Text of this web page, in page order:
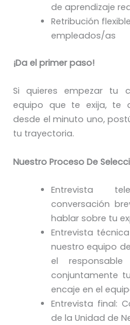
de aprendizaje
Retribución
empleados/as
¡Da el primer paso!
Si quieres empezar tu
equipo que te exija, te
desde el minuto uno,
tu trayectoria.
Nuestro Proceso De
Entrevista
conversación
hablar sobre tu
Entrevista
nuestro equipo
el
conjuntamente
encaje en el
Entrevista final:
de la Unidad de